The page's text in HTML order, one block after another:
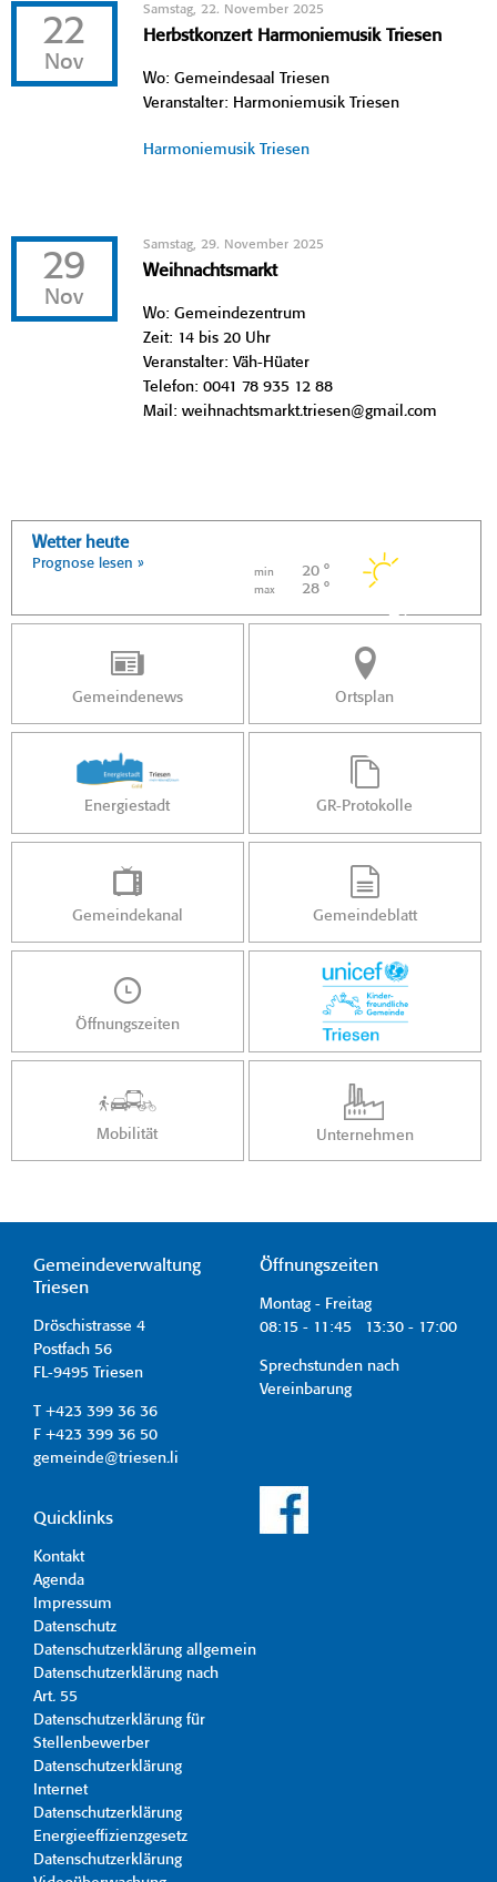
22
Nov
Samstag, 22. November 2025
Herbstkonzert Harmoniemusik Triesen
Wo: Gemeindesaal Triesen
Veranstalter: Harmoniemusik Triesen
Harmoniemusik Triesen
29
Nov
Samstag, 29. November 2025
Weihnachtsmarkt
Wo: Gemeindezentrum
Zeit: 14 bis 20 Uhr
Veranstalter: Väh-Hüater
Telefon: 0041 78 935 12 88
Mail: weihnachtsmarkt.triesen@gmail.com
Wetter heute
Prognose lesen »
min 20 °
max 28 °
Gemeindenews Ortsplan
Energiestadt GR-Protokolle
Gemeindekanal Gemeindeblatt
Öffnungszeiten
Mobilität Unternehmen
Gemeindeverwaltung
Triesen
Dröschistrasse 4
Postfach 56
FL-9495 Triesen
T +423 399 36 36
F +423 399 36 50
gemeinde@triesen.li
Öffnungszeiten
Montag - Freitag
08:15 - 11:45 13:30 - 17:00
Sprechstunden nach
Vereinbarung
Quicklinks
Kontakt
Agenda
Impressum
Datenschutz
Datenschutzerklärung allgemein
Datenschutzerklärung nach
Art. 55
Datenschutzerklärung für
Stellenbewerber
Datenschutzerklärung
Internet
Datenschutzerklärung
Energieeffizienzgesetz
Datenschutzerklärung